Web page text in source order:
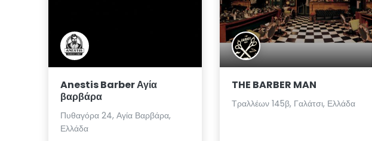
Anestis Barber Αγία
βαρβάρα
Πυθαγόρα 24, Αγία Βαρβάρα,
Ελλάδα
THE BARBER MAN
Τραλλέων 145β, Γαλάτσι, Ελλάδα